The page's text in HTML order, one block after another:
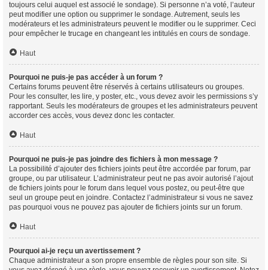
toujours celui auquel est associé le sondage). Si personne n’a voté, l’auteur
peut modifier une option ou supprimer le sondage. Autrement, seuls les
modérateurs et les administrateurs peuvent le modifier ou le supprimer. Ceci
pour empêcher le trucage en changeant les intitulés en cours de sondage.
Haut
Pourquoi ne puis-je pas accéder à un forum ?
Certains forums peuvent être réservés à certains utilisateurs ou groupes.
Pour les consulter, les lire, y poster, etc., vous devez avoir les permissions s’y
rapportant. Seuls les modérateurs de groupes et les administrateurs peuvent
accorder ces accès, vous devez donc les contacter.
Haut
Pourquoi ne puis-je pas joindre des fichiers à mon message ?
La possibilité d’ajouter des fichiers joints peut être accordée par forum, par
groupe, ou par utilisateur. L’administrateur peut ne pas avoir autorisé l’ajout
de fichiers joints pour le forum dans lequel vous postez, ou peut-être que
seul un groupe peut en joindre. Contactez l’administrateur si vous ne savez
pas pourquoi vous ne pouvez pas ajouter de fichiers joints sur un forum.
Haut
Pourquoi ai-je reçu un avertissement ?
Chaque administrateur a son propre ensemble de règles pour son site. Si